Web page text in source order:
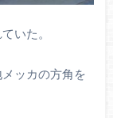
いた。
ッカの方角を